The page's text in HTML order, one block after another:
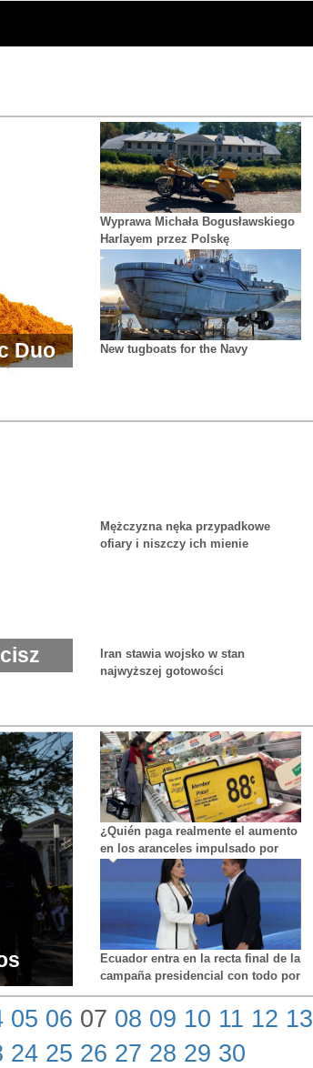
Duo
Wyprawa Michała Bogusławskiego
Harlayem przez Polskę
New tugboats for the Navy
Mężczyzna nęka przypadkowe
ofiary i niszczy ich mienie
Iran stawia wojsko w stan
najwyższej gotowości
¿Quién paga realmente el aumento
en los aranceles impulsado por
Trump?
Ecuador entra en la recta final de la
campaña presidencial con todo por
decidirse
05 06 07 08 09 10 11 12 13
24 25 26 27 28 29 30